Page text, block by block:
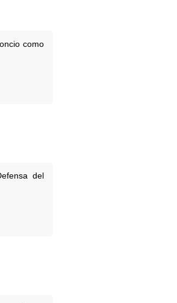
como
del